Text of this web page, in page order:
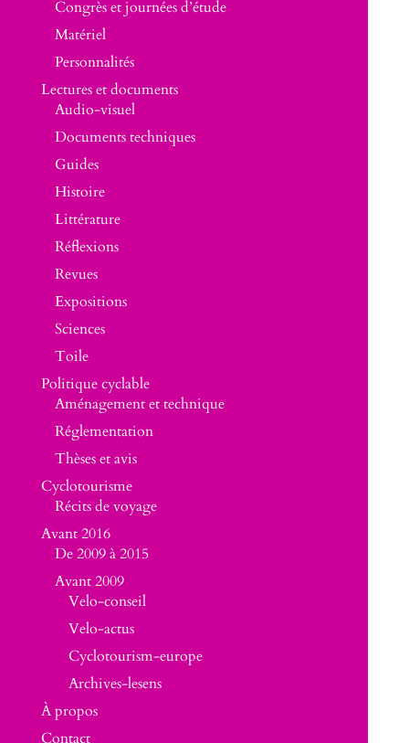
Congrès et journées d’étude
Matériel
Personnalités
Lectures et documents
Audio-visuel
Documents techniques
Guides
Histoire
Littérature
Réflexions
Revues
Expositions
Sciences
Toile
Politique cyclable
Aménagement et technique
Réglementation
Thèses et avis
Cyclotourisme
Récits de voyage
Avant 2016
De 2009 à 2015
Avant 2009
Velo-conseil
Velo-actus
Cyclotourism-europe
Archives-lesens
À propos
Contact